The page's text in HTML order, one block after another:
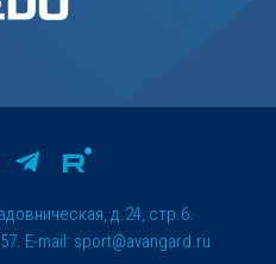
д.24, стр.6.
E-mail: sport@avangard.ru